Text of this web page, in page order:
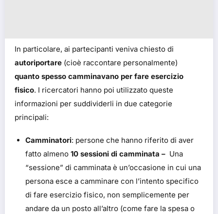
In particolare, ai partecipanti veniva chiesto di
autoriportare (cioè raccontare personalmente)
quanto spesso camminavano per fare esercizio
fisico. I ricercatori hanno poi utilizzato queste
informazioni per suddividerli in due categorie
principali:
Camminatori: persone che hanno riferito di aver
fatto almeno 10 sessioni di camminata – Una
“sessione” di camminata è un’occasione in cui una
persona esce a camminare con l’intento specifico
di fare esercizio fisico, non semplicemente per
andare da un posto all’altro (come fare la spesa o